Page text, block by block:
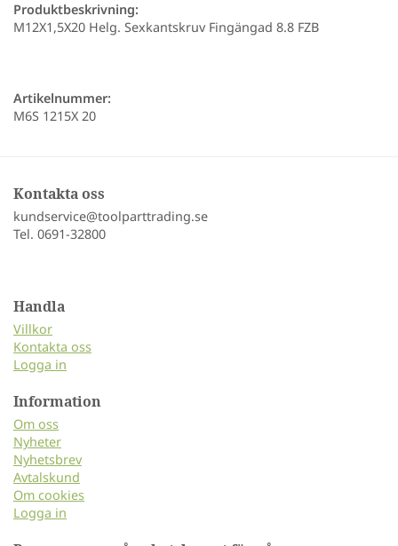
Produktbeskrivning:
M12X1,5X20 Helg. Sexkantskruv Fingängad 8.8 FZB
Artikelnummer:
M6S 1215X 20
Kontakta oss
kundservice@toolparttrading.se
Tel. 0691-32800
Handla
Villkor
Kontakta oss
Logga in
Information
Om oss
Nyheter
Nyhetsbrev
Avtalskund
Om cookies
Logga in